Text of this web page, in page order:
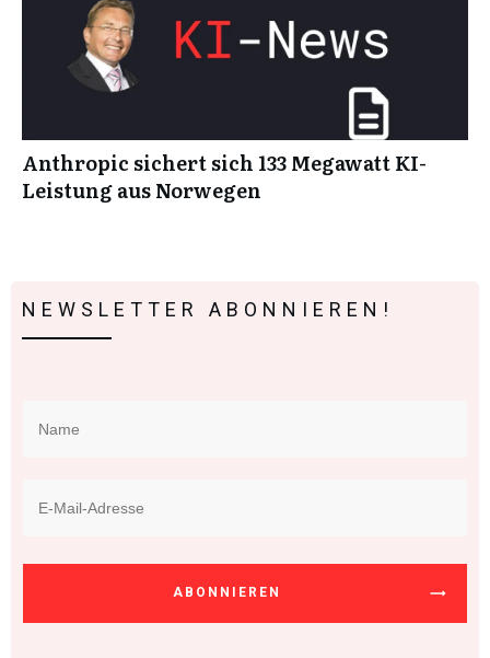
Anthropic sichert sich 133 Megawatt KI-
Leistung aus Norwegen
NEWSLETTER ABONNIEREN!
ABONNIEREN